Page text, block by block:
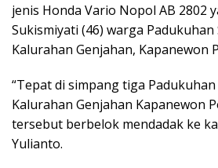
jenis Honda Vario Nopol AB 2802
Sukismiyati (46) warga Padukuhan
Kalurahan Genjahan, Kapanewon
“Tepat di simpang tiga
Kalurahan Genjahan Kapanewon
tersebut berbelok mendadak ke
Yulianto.